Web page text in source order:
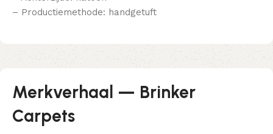
– Productiemethode: handgetuft
Merkverhaal — Brinker
Carpets